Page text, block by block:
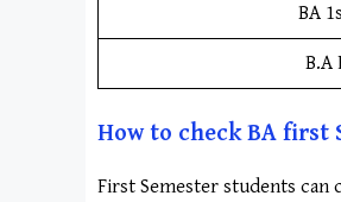
BA
B.A
How to check BA first
First Semester students